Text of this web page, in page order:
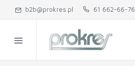
b2b@prokres.pl 61 662-66-76